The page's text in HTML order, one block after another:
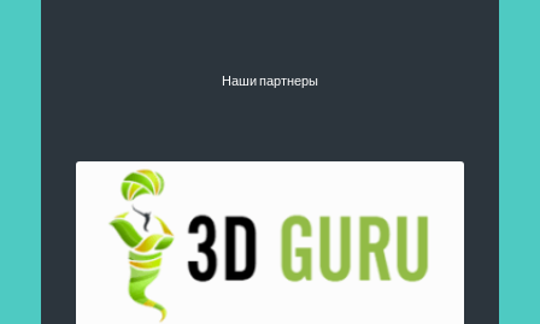
Наши партнеры